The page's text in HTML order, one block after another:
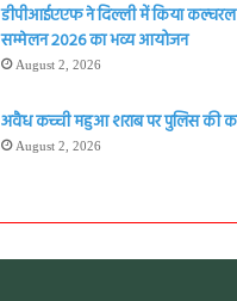
डीपीआईएएफ ने दिल्ली में किया कल्चरल
सम्मेलन 2026 का भव्य आयोजन
August 2, 2026
अवैध कच्ची महुआ शराब पर पुलिस की
August 2, 2026